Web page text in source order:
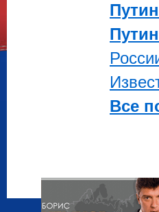
Путин
Путин
Все